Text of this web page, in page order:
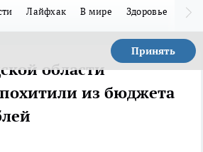
Лайфхак В мире Здоровье
Принять
области
из бюджета